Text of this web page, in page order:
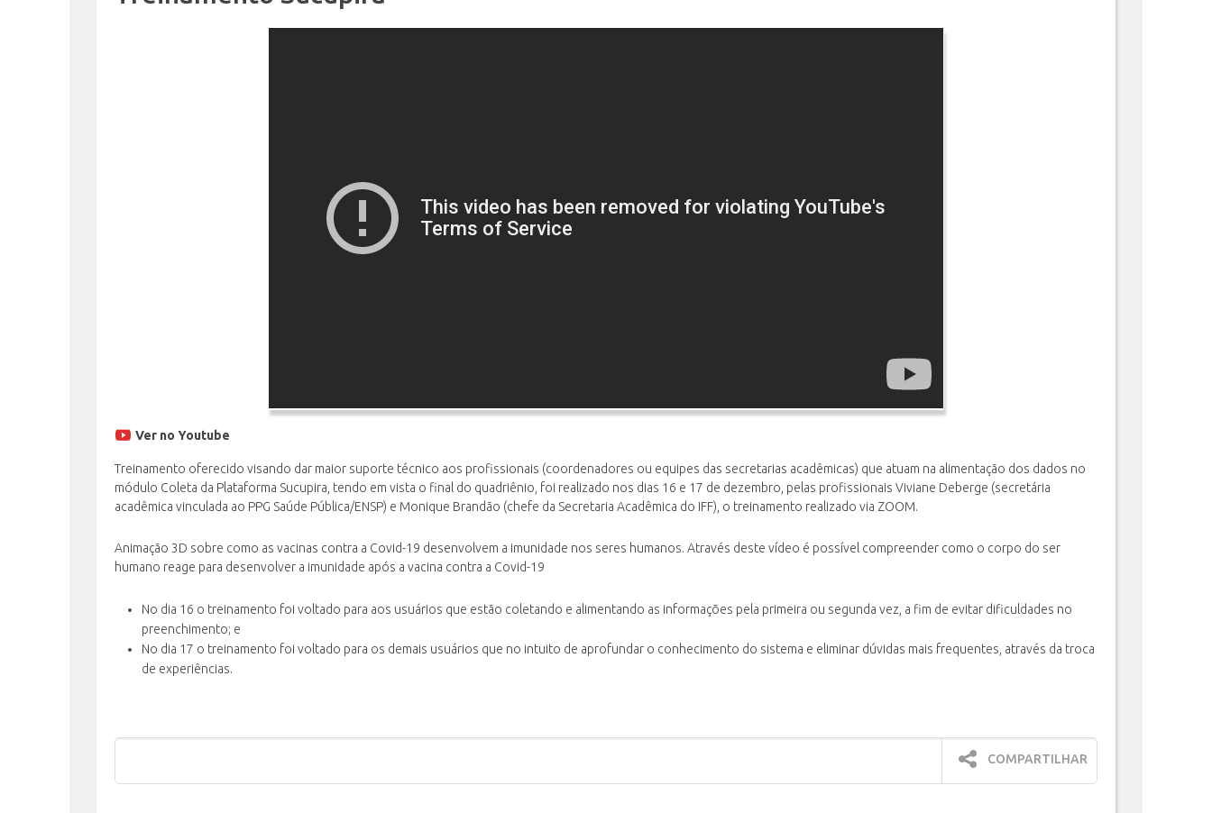
Ver no Youtube
Treinamento oferecido visando dar maior suporte técnico aos profissionais (coordenadores ou equipes das secretarias acadêmicas) que atuam na alimentação dos dados no
módulo Coleta da Plataforma Sucupira, tendo em vista o final do quadriênio, foi realizado nos dias 16 e 17 de dezembro, pelas profissionais Viviane Deberge (secretária
acadêmica vinculada ao PPG Saúde Pública/ENSP) e Monique Brandão (chefe da Secretaria Acadêmica do IFF), o treinamento realizado via ZOOM.
Animação 3D sobre como as vacinas contra a Covid-19 desenvolvem a imunidade nos seres humanos. Através deste vídeo é possível compreender como o corpo do ser
humano reage para desenvolver a imunidade após a vacina contra a Covid-19
No dia 16 o treinamento foi voltado para aos usuários que estão coletando e alimentando as informações pela primeira ou segunda vez, a fim de evitar dificuldades no
preenchimento; e
No dia 17 o treinamento foi voltado para os demais usuários que no intuito de aprofundar o conhecimento do sistema e eliminar dúvidas mais frequentes, através da troca
de experiências.
COMPARTILHAR